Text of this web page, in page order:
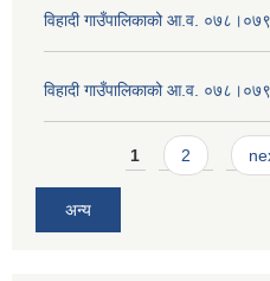
विहादी गाउँपालिकाको आ.व.
विहादी गाउँपालिकाको आ.व.
Pages1 2
अन्य